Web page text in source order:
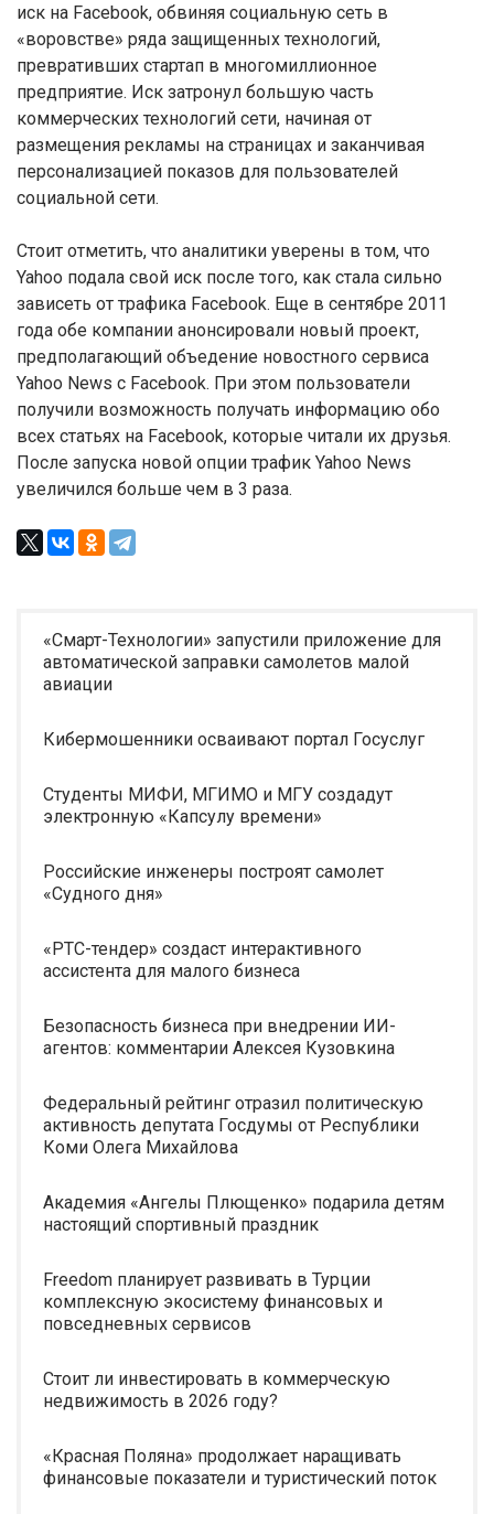
иск на Facebook, обвиняя социальную сеть в
«воровстве» ряда защищенных технологий,
превративших стартап в многомиллионное
предприятие. Иск затронул большую часть
коммерческих технологий сети, начиная от
размещения рекламы на страницах и заканчивая
персонализацией показов для пользователей
социальной сети.
Стоит отметить, что аналитики уверены в том, что
Yahoo подала свой иск после того, как стала сильно
зависеть от трафика Facebook. Еще в сентябре 2011
года обе компании анонсировали новый проект,
предполагающий объедение новостного сервиса
Yahoo News с Facebook. При этом пользователи
получили возможность получать информацию обо
всех статьях на Facebook, которые читали их друзья.
После запуска новой опции трафик Yahoo News
увеличился больше чем в 3 раза.
«Смарт-Технологии» запустили приложение для
автоматической заправки самолетов малой
авиации
Кибермошенники осваивают портал Госуслуг
Студенты МИФИ, МГИМО и МГУ создадут
электронную «Капсулу времени»
Российские инженеры построят самолет
«Судного дня»
«РТС-тендер» создаст интерактивного
ассистента для малого бизнеса
Безопасность бизнеса при внедрении ИИ-
агентов: комментарии Алексея Кузовкина
Федеральный рейтинг отразил политическую
активность депутата Госдумы от Республики
Коми Олега Михайлова
Академия «Ангелы Плющенко» подарила детям
настоящий спортивный праздник
Freedom планирует развивать в Турции
комплексную экосистему финансовых и
повседневных сервисов
Стоит ли инвестировать в коммерческую
недвижимость в 2026 году?
«Красная Поляна» продолжает наращивать
финансовые показатели и туристический поток